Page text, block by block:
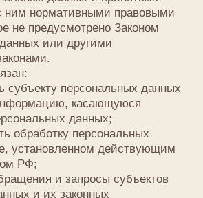
цели обработки,
законом
согласия
данных в целях
работ и услуг;
персональных
требования
персональных данных;
орган по защите
данных или
действия или
обработке его
прав, предусмотренных
данных обязаны:
достоверные данные